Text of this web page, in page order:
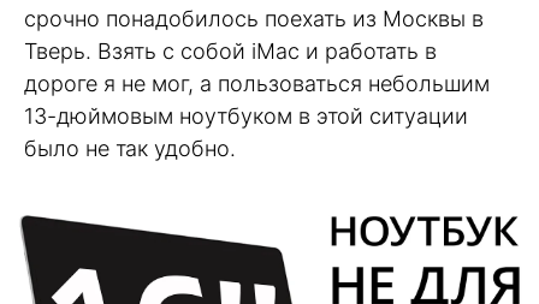
срочно понадобилось поехать из Москвы в
Тверь. Взять с собой iMac и работать в
дороге я не мог, а пользоваться небольшим
13-дюймовым ноутбуком в этой ситуации
было не так удобно.